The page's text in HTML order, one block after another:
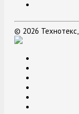
© 2026